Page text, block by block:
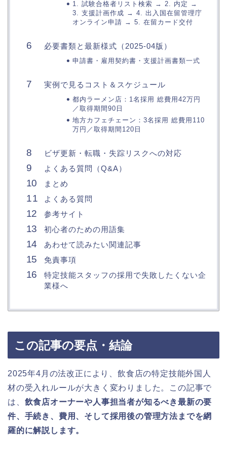
1. 試験合格者リスト検索 → 2. 内定 →
3. 支援計画作成 → 4. 出入国在留管理庁
オンライン申請 → 5. 在留カード交付
必要書類と最新様式（2025-04版）
申請書・雇用契約書・支援計画書類一式
実例で見るコスト＆スケジュール
都内ラーメン店：1名採用 総費用42万円
／取得期間90日
地方カフェチェーン：3名採用 総費用110
万円／取得期間120日
ビザ更新・転職・失踪リスクへの対応
よくある質問（Q&A）
まとめ
よくある質問
参考サイト
初心者のための用語集
あわせて読みたい関連記事
免責事項
特定技能スタッフの採用で失敗したくない企
業様へ
この記事の要点・結論
2025年4月の法改正により、飲食店の特定技能外国人
材の受入れルールが大きく変わりました。この記事で
は、 飲食店オーナーや人事担当者が知るべき最新の要
件、手続き、費用、そして採用後の管理方法までを網
羅的に解説します。